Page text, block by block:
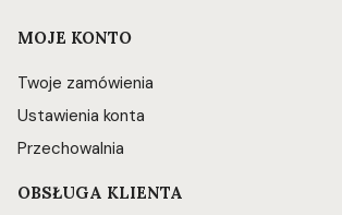
Linki w stopce
MOJE KONTO
Twoje zamówienia
Ustawienia konta
Przechowalnia
OBSŁUGA KLIENTA